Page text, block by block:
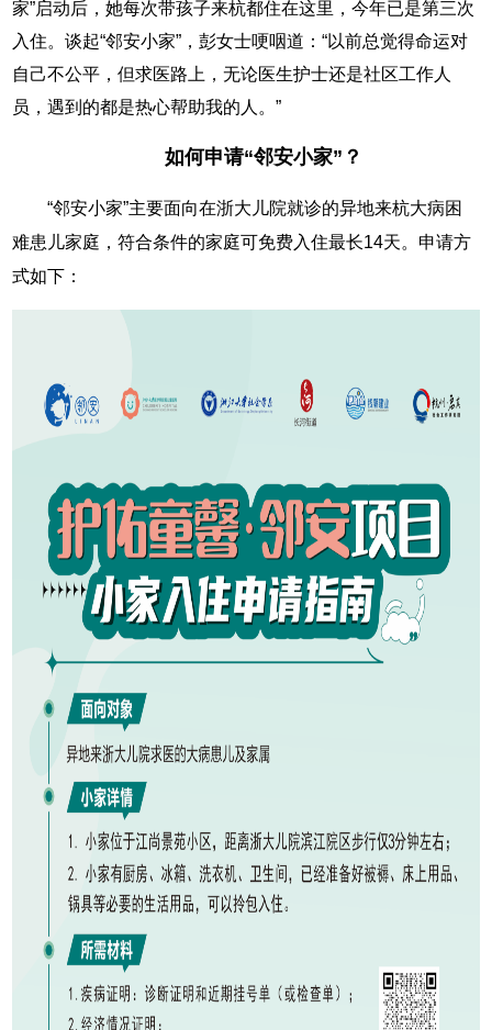
家”启动后，她每次带孩子来杭都住在这里，今年已是第三次
入住。谈起“邻安小家”，彭女士哽咽道：“以前总觉得命运对
自己不公平，但求医路上，无论医生护士还是社区工作人
员，遇到的都是热心帮助我的人。”
如何申请“邻安小家”？
“邻安小家”主要面向在浙大儿院就诊的异地来杭大病困
难患儿家庭，符合条件的家庭可免费入住最长14天。申请方
式如下：